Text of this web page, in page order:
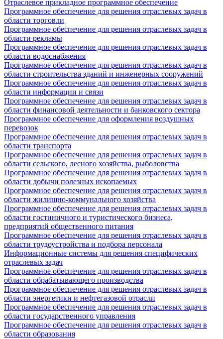
Отраслевое прикладное программное обеспечение
Программное обеспечение для решения отраслевых задач в
области торговли
Программное обеспечение для решения отраслевых задач в
области рекламы
Программное обеспечение для решения отраслевых задач в
области водоснабжения
Программное обеспечение для решения отраслевых задач в
области строительства зданий и инженерных сооружений
Программное обеспечение для решения отраслевых задач в
области информации и связи
Программное обеспечение для решения отраслевых задач в
области финансовой деятельности и банковского сектора
Программное обеспечение для оформления воздушных
перевозок
Программное обеспечение для решения отраслевых задач в
области транспорта
Программное обеспечение для решения отраслевых задач в
области сельского, лесного хозяйства, рыболовства
Программное обеспечение для решения отраслевых задач в
области добычи полезных ископаемых
Программное обеспечение для решения отраслевых задач в
области жилищно-коммунального хозяйства
Программное обеспечение для решения отраслевых задач в
области гостиничного и туристического бизнеса,
предприятий общественного питания
Программное обеспечение для решения отраслевых задач в
области трудоустройства и подбора персонала
Информационные системы для решения специфических
отраслевых задач
Программное обеспечение для решения отраслевых задач в
области обрабатывающего производства
Программное обеспечение для решения отраслевых задач в
области энергетики и нефтегазовой отрасли
Программное обеспечение для решения отраслевых задач в
области государственного управления
Программное обеспечение для решения отраслевых задач в
области образования